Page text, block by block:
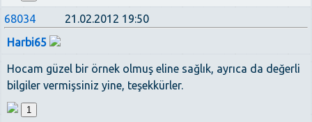
68034
21.02.2012 19:50
Harbi65
Hocam güzel bir örnek olmuş eline sağlık, ayrıca da değerli
bilgiler vermişsiniz yine, teşekkürler.
1